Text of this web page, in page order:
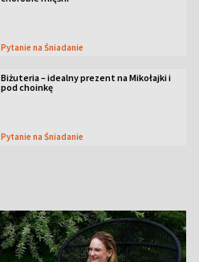
Pytanie na Śniadanie
Biżuteria – idealny prezent na Mikołajki i
pod choinkę
Pytanie na Śniadanie